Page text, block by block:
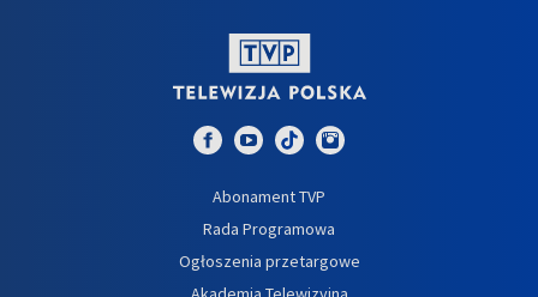
Abonament TVP
Rada Programowa
Ogłoszenia przetargowe